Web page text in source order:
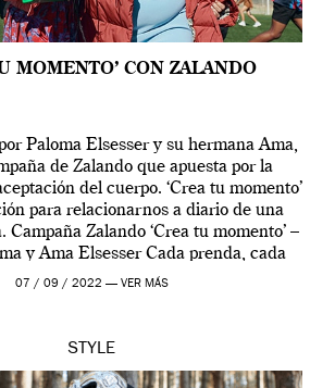
MOMENTO’ CON ZALANDO
Paloma Elsesser y su hermana Ama,
de Zalando que apuesta por la
del cuerpo. ‘Crea tu momento’
para relacionarnos a diario de una
Campaña Zalando ‘Crea tu momento’ –
y Ama Elsesser Cada prenda, cada
momento, caracteriza […]
07 / 09 / 2022 — VER MÁS
STYLE